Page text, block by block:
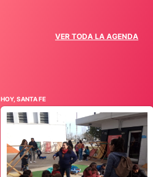
VER TODA LA AGENDA
HOY, SANTA FE